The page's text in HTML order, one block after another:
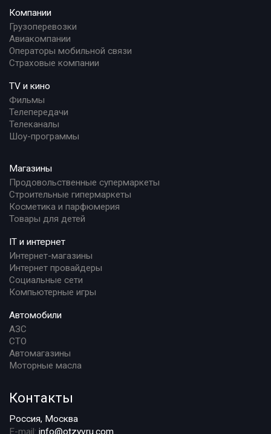
Компании
Грузоперевозки
Авиакомпании
Операторы мобильной связи
Страховые компании
TV и кино
Фильмы
Телепередачи
Телеканалы
Шоу-программы
Магазины
Продовольственные супермаркеты
Строительные гипермаркеты
Косметика и парфюмерия
Товары для детей
IT и интернет
Интернет-магазины
Интернет провайдеры
Социальные сети
Компьютерные игры
Автомобили
АЗС
СТО
Автомагазины
Моторные масла
Контакты
Россия, Москва
E-mail: info@otzyvru.com